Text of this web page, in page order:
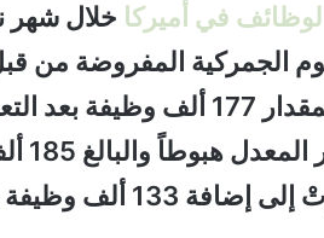
الوظائف في أميركا خلال شهر
الجمركية المفروضة من
الزراعية بمقدار 177
133 ألف وظيفة فقط.